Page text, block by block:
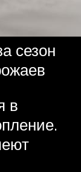
сезон
в